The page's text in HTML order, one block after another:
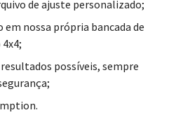
de ajuste personalizado;
nossa própria bancada de
possíveis, sempre